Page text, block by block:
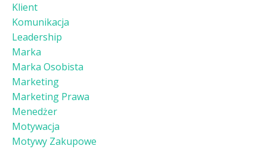
Klient
Komunikacja
Leadership
Marka
Marka Osobista
Marketing
Marketing Prawa
Menedżer
Motywacja
Motywy Zakupowe